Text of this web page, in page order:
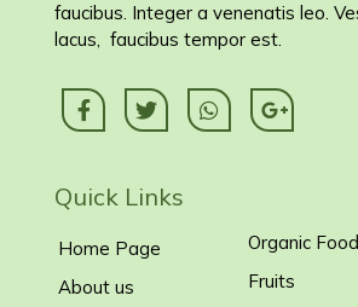
faucibus. Integer a venenatis leo.
lacus, faucibus tempor est.
Quick Links
Home Page
About us
Organic Food
Fruits